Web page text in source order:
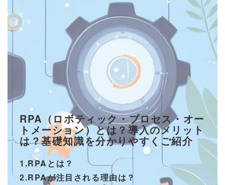
RPA（ロボティック・プロセス・オー
トメーション）とは？導入のメリット
は？基礎知識を分かりやすくご紹介
1.RPAとは？
2.RPAが注目される理由は？